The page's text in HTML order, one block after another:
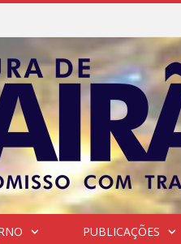
PUBLICAÇÕES